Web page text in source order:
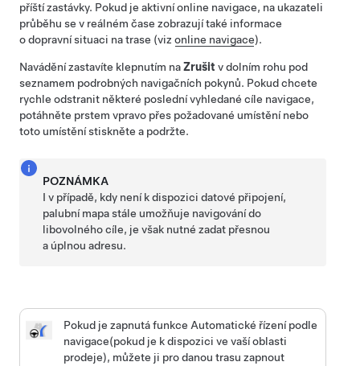
příští zastávky. Pokud je aktivní online navigace, na ukazateli
průběhu se v reálném čase zobrazují také informace
o dopravní situaci na trase (viz online navigace).
Navádění zastavíte klepnutím naZrušit v dolním rohu pod
seznamem podrobných navigačních pokynů. Pokud chcete
rychle odstranit některé poslední vyhledané cíle navigace,
potáhněte prstem vpravo přes požadované umístění nebo
toto umístění stiskněte a podržte.
POZNÁMKA
I v případě, kdy není k dispozici datové připojení,
palubní mapa stále umožňuje navigování do
libovolného cíle, je však nutné zadat přesnou
a úplnou adresu.
Pokud je zapnutá funkce Automatické řízení podle
navigace(pokud je k dispozici ve vaší oblasti
prodeje), můžete ji pro danou trasu zapnout